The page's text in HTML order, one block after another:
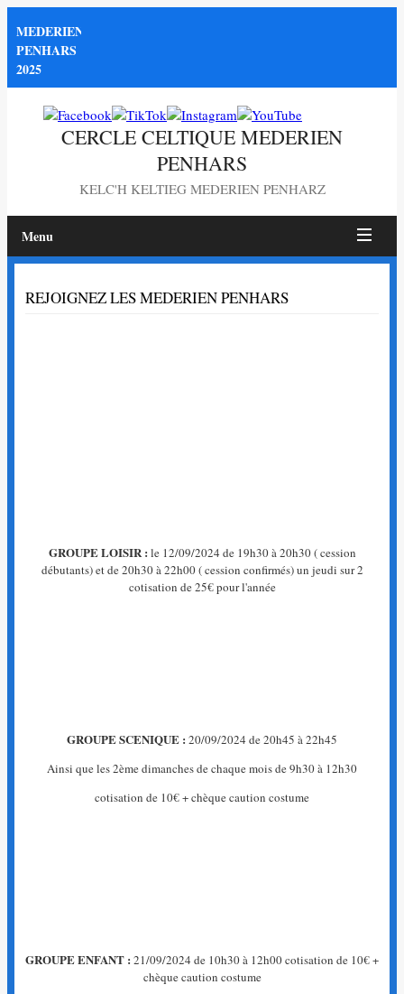
MEDERIEN
PENHARS
2025
CERCLE CELTIQUE MEDERIEN
PENHARS
KELC'H KELTIEG MEDERIEN PENHARZ
Menu
REJOIGNEZ LES MEDERIEN PENHARS
GROUPE LOISIR : le 12/09/2024 de 19h30 à 20h30 ( cession
débutants) et de 20h30 à 22h00 ( cession confirmés) un jeudi sur 2
cotisation de 25€ pour l'année
GROUPE SCENIQUE : 20/09/2024 de 20h45 à 22h45
Ainsi que les 2ème dimanches de chaque mois de 9h30 à 12h30
cotisation de 10€ + chèque caution costume
GROUPE ENFANT : 21/09/2024 de 10h30 à 12h00 cotisation de 10€ +
chèque caution costume
Page